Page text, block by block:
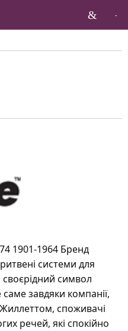
1901-1964 Бренд
системи для
своєрідний символ
завдяки компанії,
споживачі
речей, які спокійно